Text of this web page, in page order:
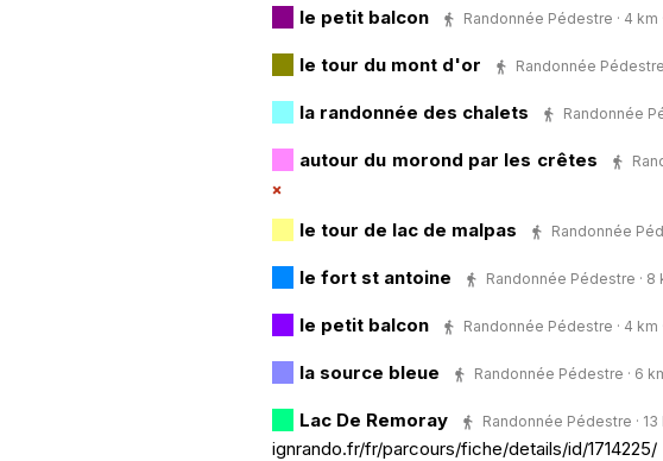
le petit balcon Randonnée Pédestre · 4 km
le tour du mont d'or Randonnée Pédestre
la randonnée des chalets Randonnée
autour du morond par les crêtes
le tour de lac de malpas Randonnée
le fort st antoine Randonnée Pédestre · 8
le petit balcon Randonnée Pédestre · 4 km
la source bleue Randonnée Pédestre · 6
Lac De Remoray Randonnée Pédestre · 13
ignrando.fr/fr/parcours/fiche/details/id/1714225/